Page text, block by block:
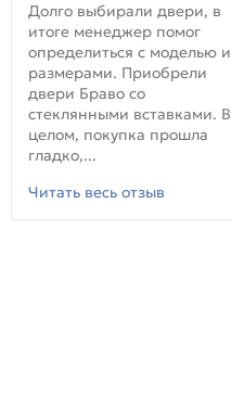
Долго выбирали двери, в
итоге менеджер помог
определиться с моделью и
размерами. Приобрели
двери Браво со
стеклянными вставками. В
целом, покупка прошла
гладко,...
Читать весь отзыв